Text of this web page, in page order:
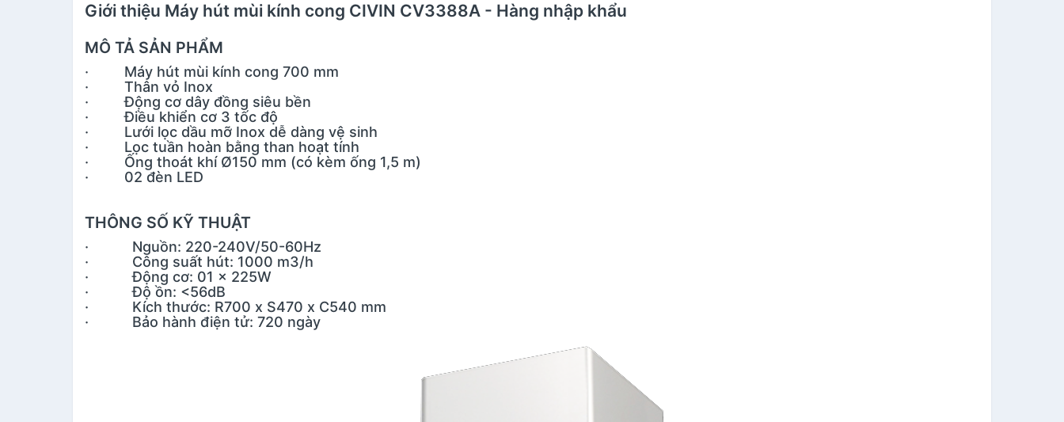
Giới thiệu Máy hút mùi kính cong CIVIN CV3388A - Hàng nhập khẩu
MÔ TẢ SẢN PHẨM
· Máy hút mùi kính cong 700 mm
· Thân vỏ Inox
· Động cơ dây đồng siêu bền
· Điều khiển cơ 3 tốc độ
· Lưới lọc dầu mỡ Inox dễ dàng vệ sinh
· Lọc tuần hoàn bằng than hoạt tính
· Ống thoát khí Ø150 mm (có kèm ống 1,5 m)
· 02 đèn LED
THÔNG SỐ KỸ THUẬT
· Nguồn: 220-240V/50-60Hz
· Công suất hút: 1000 m3/h
· Động cơ: 01 x 225W
· Độ ồn: <56dB
· Kích thước: R700 x S470 x C540 mm
· Bảo hành điện tử: 720 ngày